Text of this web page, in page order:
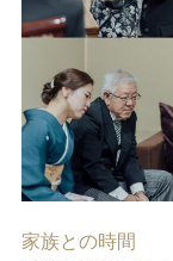
家族との時間